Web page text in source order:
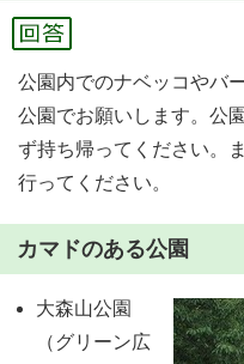
公園内でのナベッコやバ
公園でお願いします。公
ず持ち帰ってください。
行ってください。
カマドのある公園
大森山公園
（グリーン広